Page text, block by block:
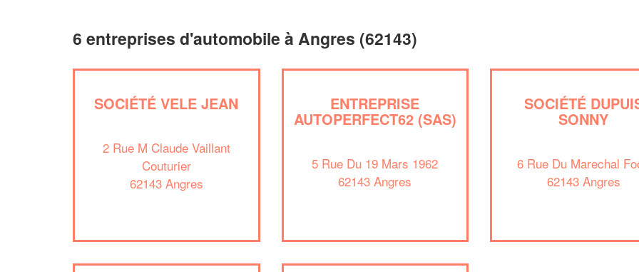
6 entreprises d'automobile à Angres (62143)
SOCIÉTÉ VELE JEAN
2 Rue M Claude Vaillant
Couturier
62143 Angres
ENTREPRISE
AUTOPERFECT62 (SAS)
5 Rue Du 19 Mars 1962
62143 Angres
SOCIÉTÉ
SONNY
6 Rue Du Marechal
62143 Angres